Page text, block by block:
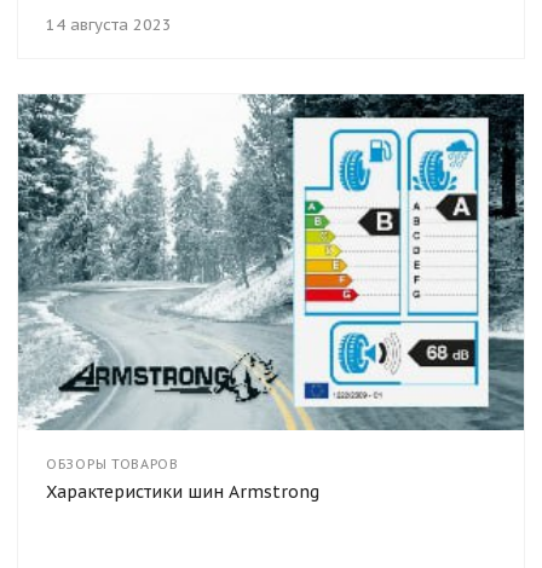
14 августа 2023
ОБЗОРЫ ТОВАРОВ
Характеристики шин Armstrong